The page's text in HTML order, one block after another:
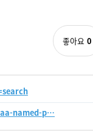
좋아요 0
named-p…